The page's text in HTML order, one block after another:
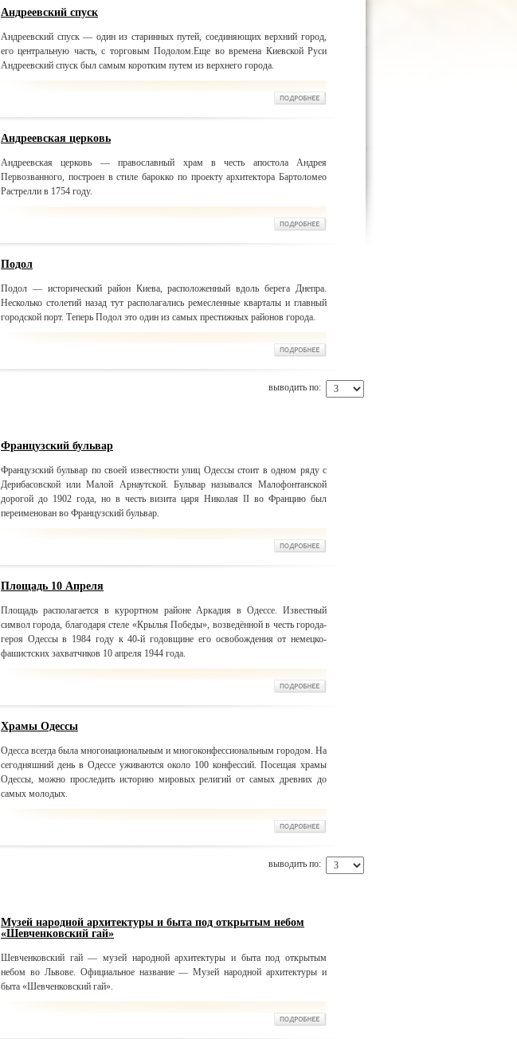
Андреевский спуск
Андреевский спуск — один из старинных путей, соединяющих верхний город,
его центральную часть, с торговым Подолом.Еще во времена Киевской Руси
Андреевский спуск был самым коротким путем из верхнего города.
Андреевская церковь
Андреевская церковь — православный храм в честь апостола Андрея
Первозванного, построен в стиле барокко по проекту архитектора Бартоломео
Растрелли в 1754 году.
Подол
Подол — исторический район Киева, расположенный вдоль берега Днепра.
Несколько столетий назад тут располагались ремесленные кварталы и главный
городской порт. Теперь Подол это один из самых престижных районов города.
выводить по:
Французский бульвар
Французский бульвар по своей известности улиц Одессы стоит в одном ряду с
Дерибасовской или Малой Арнаутской. Бульвар назывался Малофонтанской
дорогой до 1902 года, но в честь визита царя Николая II во Францию был
переименован во Французский бульвар.
Площадь 10 Апреля
Площадь располагается в курортном районе Аркадия в Одессе. Известный
символ города, благодаря стеле «Крылья Победы», возведённой в честь города-
героя Одессы в 1984 году к 40-й годовщине его освобождения от немецко-
фашистских захватчиков 10 апреля 1944 года.
Храмы Одессы
Одесса всегда была многонациональным и многоконфессиональным городом. На
сегодняшний день в Одессе уживаются около 100 конфессий. Посещая храмы
Одессы, можно проследить историю мировых религий от самых древних до
самых молодых.
выводить по:
Музей народной архитектуры и быта под открытым небом
«Шевченковский гай»
Шевченковский гай — музей народной архитектуры и быта под открытым
небом во Львове. Официальное название — Музей народной архитектуры и
быта «Шевченковский гай».